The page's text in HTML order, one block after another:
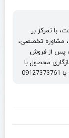
با تمرکز بر
مشاوره تخصصی،
پس از فروش
محصول با